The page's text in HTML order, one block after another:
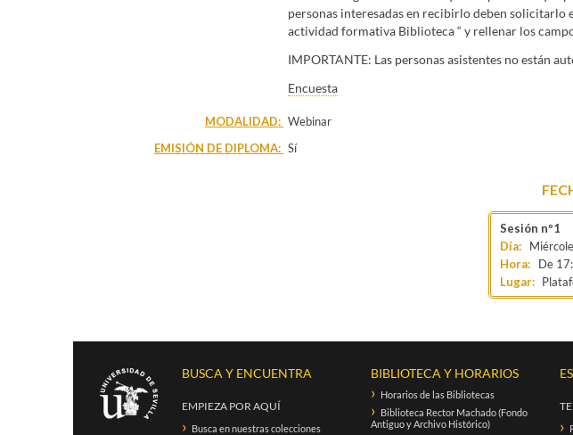
personas interesadas en recibirlo deben solicitarlo
actividad formativa Biblioteca “ y rellenar los
IMPORTANTE: Las personas asistentes no están
Encuesta
MODALIDAD: Webinar
EMISIÓN DE DIPLOMA: Sí
De
Lugar:
BUSCA Y ENCUENTRA
EMPIEZA POR AQUÍ
Busca en nuestras colecciones
BIBLIOTECA Y HORARIOS
Horarios de las Bibliotecas
Biblioteca Rector Machado (Fondo
Antiguo y Archivo Histórico)